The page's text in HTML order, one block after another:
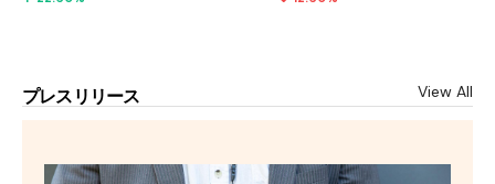
プレスリリース View All